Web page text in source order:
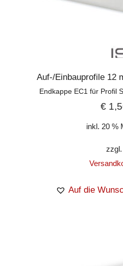
Auf-/Einbauprofile 12
Endkappe EC1 für Profil
€
inkl. 20 %
zzgl.
Auf die